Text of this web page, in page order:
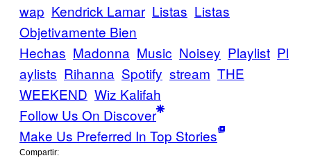
wap Kendrick Lamar Listas Listas
Objetivamente Bien
Hechas Madonna Music Noisey Playlist Pl
aylists Rihanna Spotify stream THE
WEEKEND Wiz Kalifah
Follow Us On Discover
Make Us Preferred In Top Stories
Compartir: